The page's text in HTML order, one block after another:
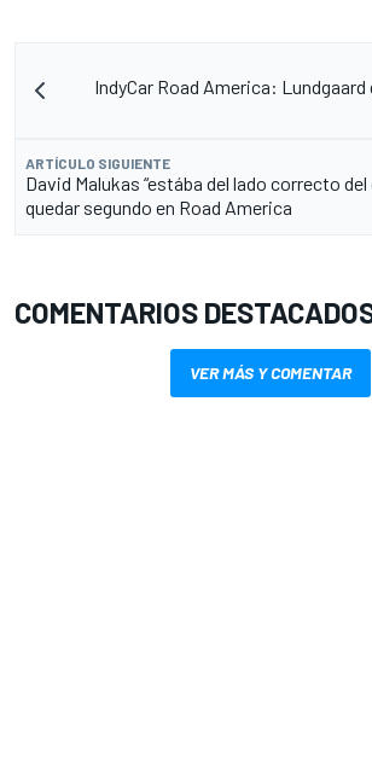
IndyCar Road America: Lundgaard
ARTÍCULO SIGUIENTE
David Malukas “estába del lado correcto del
quedar segundo en Road America
COMENTARIOS
VER MÁS Y COMENTAR